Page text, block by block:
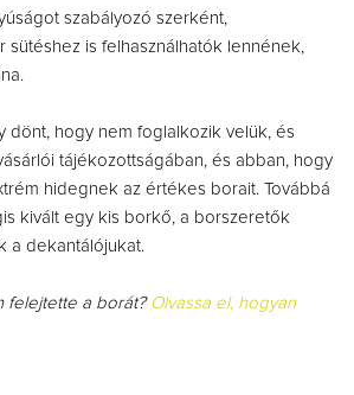
szabályozó szerként,
sütéshez is felhasználhatók lennének,
dönt, hogy nem foglalkozik velük, és
tájékozottságában, és abban, hogy
hidegnek az értékes borait. Továbbá
kivált egy kis borkő, a borszeretők
a dekantálójukat.
felejtette a borát? Olvassa el, hogyan